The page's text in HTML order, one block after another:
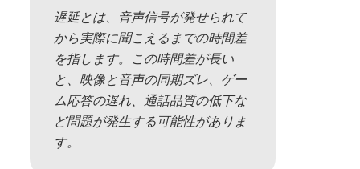
遅延とは、音声信号が発せられて
から実際に聞こえるまでの時間差
を指します。この時間差が長い
と、映像と音声の同期ズレ、ゲー
ム応答の遅れ、通話品質の低下な
ど問題が発生する可能性がありま
す。